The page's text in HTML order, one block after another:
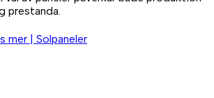
prestanda.
mer | Solpaneler